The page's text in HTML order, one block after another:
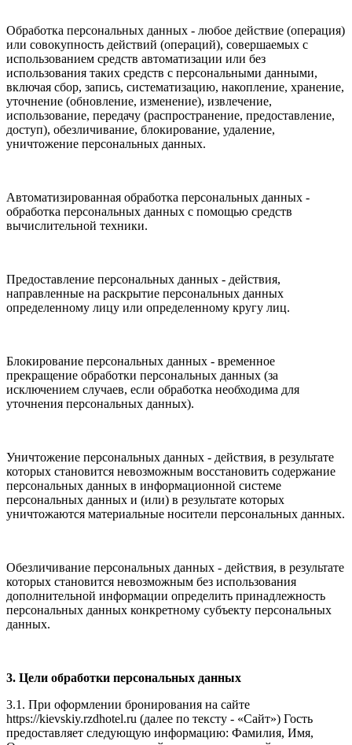
Обработка персональных данных - любое действие (операция)
или совокупность действий (операций), совершаемых с
использованием средств автоматизации или без
использования таких средств с персональными данными,
включая сбор, запись, систематизацию, накопление, хранение,
уточнение (обновление, изменение), извлечение,
использование, передачу (распространение, предоставление,
доступ), обезличивание, блокирование, удаление,
уничтожение персональных данных.
Автоматизированная обработка персональных данных -
обработка персональных данных с помощью средств
вычислительной техники.
Предоставление персональных данных - действия,
направленные на раскрытие персональных данных
определенному лицу или определенному кругу лиц.
Блокирование персональных данных - временное
прекращение обработки персональных данных (за
исключением случаев, если обработка необходима для
уточнения персональных данных).
Уничтожение персональных данных - действия, в результате
которых становится невозможным восстановить содержание
персональных данных в информационной системе
персональных данных и (или) в результате которых
уничтожаются материальные носители персональных данных.
Обезличивание персональных данных - действия, в результате
которых становится невозможным без использования
дополнительной информации определить принадлежность
персональных данных конкретному субъекту персональных
данных.
3. Цели обработки персональных данных
3.1. При оформлении бронирования на сайте
https://kievskiy.rzdhotel.ru (далее по тексту - «Сайт») Гость
предоставляет следующую информацию: Фамилия, Имя,